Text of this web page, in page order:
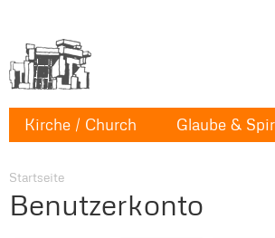
Kirche / Church Glaube &
Startseite
Benutzerkonto